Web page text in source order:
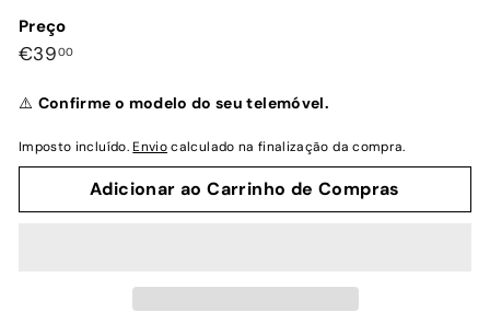
Preço
Preço
€3900€39,00
⚠️ Confirme o modelo do seu telemóvel.
Imposto incluído.Enviocalculado na finalização da compra.
Adicionar ao Carrinho de Compras